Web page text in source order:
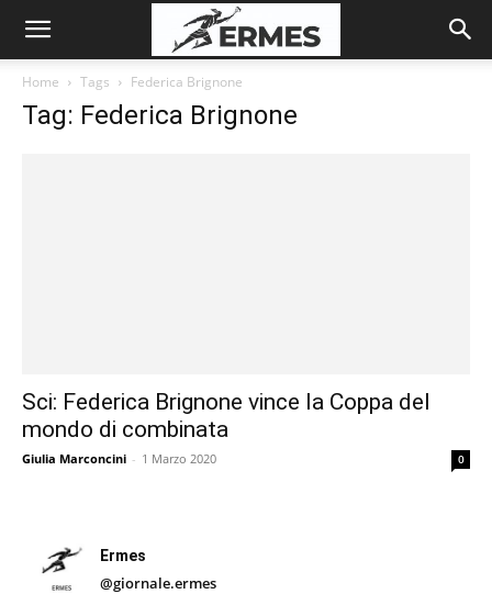
Home Tags Federica Brignone
Tag: Federica Brignone
Sci: Federica Brignone vince la Coppa del
mondo di combinata
Giulia Marconcini - 1 Marzo 2020 0
Ermes
@giornale.ermes